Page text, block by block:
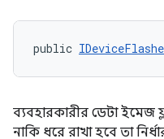
public
ব্যবহারকারীর ডেটা ইমেজ
নাকি ধরে রাখা হবে তা